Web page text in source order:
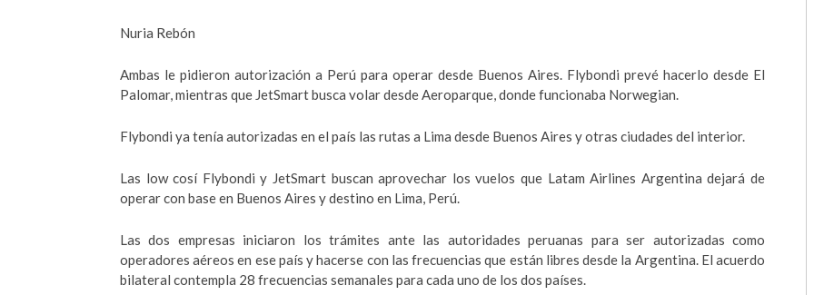
Nuria Rebón
Ambas le pidieron autorización a Perú para operar desde Buenos Aires. Flybondi prevé hacerlo desde El
Palomar, mientras que JetSmart busca volar desde Aeroparque, donde funcionaba Norwegian.
Flybondi ya tenía autorizadas en el país las rutas a Lima desde Buenos Aires y otras ciudades del interior.
Las low cosí Flybondi y JetSmart buscan aprovechar los vuelos que Latam Airlines Argentina dejará de
operar con base en Buenos Aires y destino en Lima, Perú.
Las dos empresas iniciaron los trámites ante las autoridades peruanas para ser autorizadas como
operadores aéreos en ese país y hacerse con las frecuencias que están libres desde la Argentina. El acuerdo
bilateral contempla 28 frecuencias semanales para cada uno de los dos países.